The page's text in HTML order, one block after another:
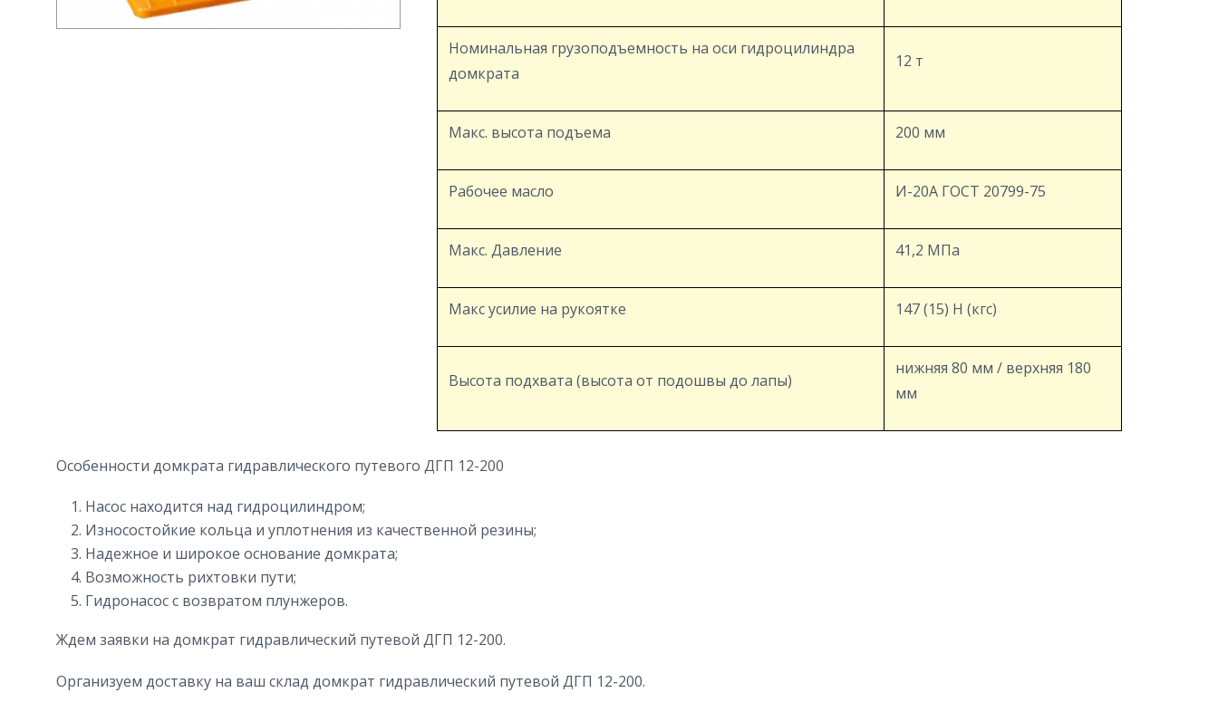
Номинальная грузоподъемность на оси гидроцилиндра
домкрата
12 т
Макс. высота подъема 200 мм
Рабочее масло И-20А ГОСТ 20799-75
Макс. Давление 41,2 МПа
Макс усилие на рукоятке 147 (15) Н (кгс)
Высота подхвата (высота от подошвы до лапы)
нижняя 80 мм / верхняя 180
мм
Особенности домкрата гидравлического путевого ДГП 12-200
Насос находится над гидроцилиндром;
Износостойкие кольца и уплотнения из качественной резины;
Надежное и широкое основание домкрата;
Возможность рихтовки пути;
Гидронасос с возвратом плунжеров.
Ждем заявки на домкрат гидравлический путевой ДГП 12-200.
Организуем доставку на ваш склад домкрат гидравлический путевой ДГП 12-200.